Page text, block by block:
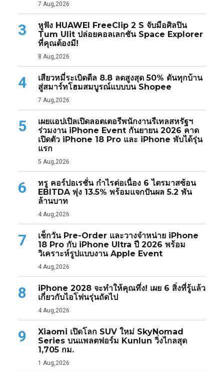
7 Aug,2026
3
หูฟัง HUAWEI FreeClip 2 S จับมือศิลปิน
Tum Ulit ปล่อยคอลเลกชัน Space Explorer
ที่คุณต้องมี!
8 Aug,2026
4
เสียวหมี่ระเบิดดีล 8.8 ลดสูงสุด 50% ดันทุกบ้าน
สู่สมาร์ทโฮมสมบูรณ์แบบบน Shopee
7 Aug,2026
5
เผยแอปเปิลเปิดลอตเตอรีพนักงานรีเทลสหรัฐฯ
ร่วมงาน iPhone Event กันยายน 2026 คาด
เปิดตัว iPhone 18 Pro และ iPhone พับได้รุ่น
แรก
5 Aug,2026
6
ทรู คอร์ปอเรชั่น กำไรต่อเนื่อง 6 ไตรมาสซ้อน
EBITDA พุ่ง 13.5% พร้อมแจกปันผล 5.2 พัน
ล้านบาท
4 Aug,2026
7
เช็กวัน Pre-Order และวางจำหน่าย iPhone
18 Pro กับ iPhone Ultra ปี 2026 พร้อม
วิเคราะห์รูปแบบงาน Apple Event
4 Aug,2026
8
iPhone 2028 จะทำให้คุณทึ่ง! เผย 6 สิ่งที่รู้แล้ว
เกี่ยวกับไอโฟนรุ่นถัดไป
4 Aug,2026
9
Xiaomi เปิดโลก SUV ใหม่ SkyNomad
Series บนแพลตฟอร์ม Kunlun วิ่งไกลสุด
1,705 กม.
1 Aug,2026